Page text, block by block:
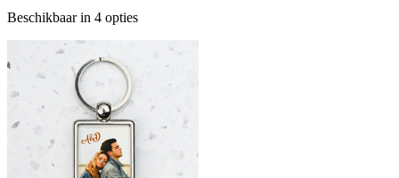
Beschikbaar in 4 opties